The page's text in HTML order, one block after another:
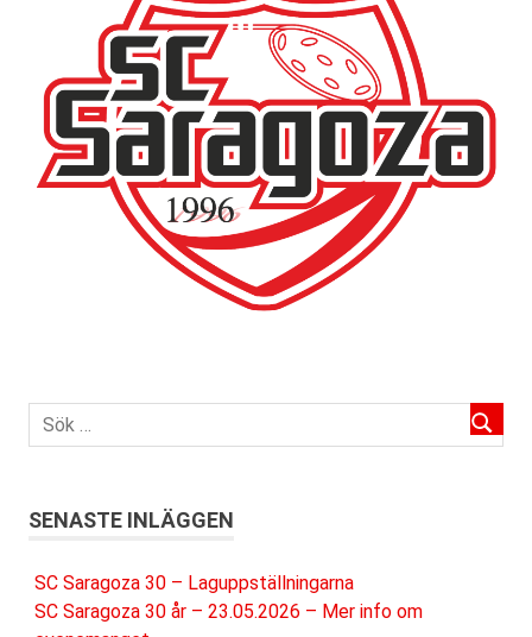
SENASTE INLÄGGEN
SC Saragoza 30 – Laguppställningarna
SC Saragoza 30 år – 23.05.2026 – Mer info om